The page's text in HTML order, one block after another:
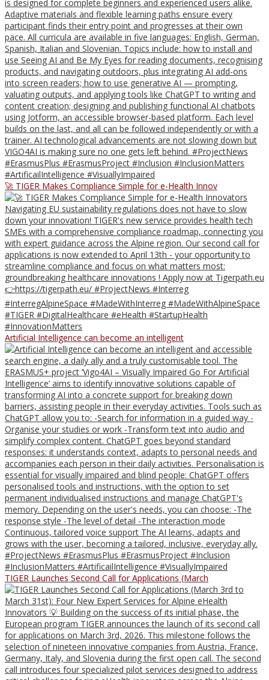
🚀 TIGER Makes Compliance Simple for e-Health Innov
Artificial Intelligence can become an intelligent
TIGER Launches Second Call for Applications (March